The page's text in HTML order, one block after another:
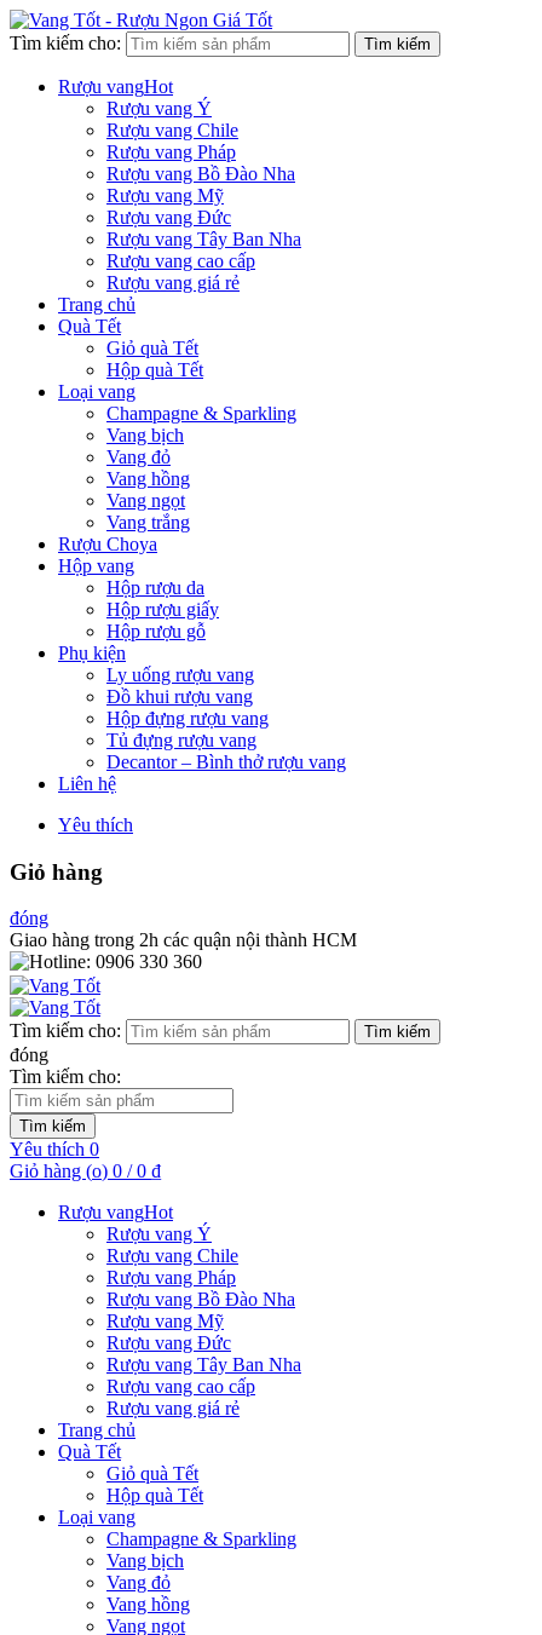
Tìm kiếm cho: Tìm kiếm
Rượu vangHot
Rượu vang Ý
Rượu vang Chile
Rượu vang Pháp
Rượu vang Bồ Đào Nha
Rượu vang Mỹ
Rượu vang Đức
Rượu vang Tây Ban Nha
Rượu vang cao cấp
Rượu vang giá rẻ
Trang chủ
Quà Tết
Giỏ quà Tết
Hộp quà Tết
Loại vang
Champagne & Sparkling
Vang bịch
Vang đỏ
Vang hồng
Vang ngọt
Vang trắng
Rượu Choya
Hộp vang
Hộp rượu da
Hộp rượu giấy
Hộp rượu gỗ
Phụ kiện
Ly uống rượu vang
Đồ khui rượu vang
Hộp đựng rượu vang
Tủ đựng rượu vang
Decantor – Bình thở rượu vang
Liên hệ
Yêu thích
Giỏ hàng
đóng
Giao hàng trong 2h các quận nội thành HCM
Tìm kiếm cho: Tìm kiếm
đóng
Tìm kiếm cho:
Tìm kiếm
Yêu thích 0
Giỏ hàng (o) 0 / 0 ₫
Rượu vangHot
Rượu vang Ý
Rượu vang Chile
Rượu vang Pháp
Rượu vang Bồ Đào Nha
Rượu vang Mỹ
Rượu vang Đức
Rượu vang Tây Ban Nha
Rượu vang cao cấp
Rượu vang giá rẻ
Trang chủ
Quà Tết
Giỏ quà Tết
Hộp quà Tết
Loại vang
Champagne & Sparkling
Vang bịch
Vang đỏ
Vang hồng
Vang ngọt